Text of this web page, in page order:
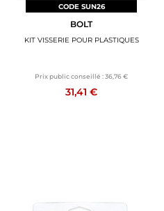
CODE SUN26
BOLT
KIT VISSERIE POUR PLASTIQUES
Prix public conseillé :36,76 €
31,41 €